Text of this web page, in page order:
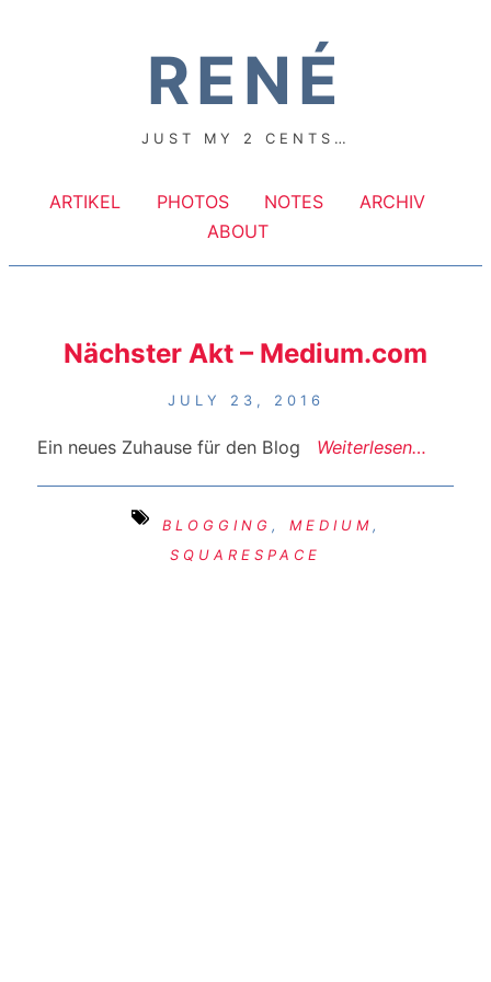
RENÉ
JUST MY 2 CENTS…
ARTIKEL PHOTOS NOTES
ARCHIV
ABOUT
Nächster Akt – Medium.com
JULY 23, 2016
Ein neues Zuhause für den Blog Weiterlesen…
BLOGGING,MEDIUM,
SQUARESPACE